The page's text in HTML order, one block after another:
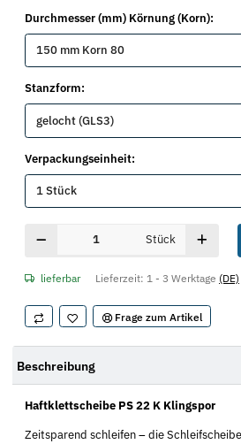
Durchmesser (mm) Körnung (Korn):
150 mm Korn 80
Stanzform:
gelocht (GLS3)
Verpackungseinheit:
1 Stück
Stück
lieferbar Lieferzeit: 1 - 3 Werktage (DE)
Frage zum Artikel
Beschreibung
Haftklettscheibe PS 22 K Klingspor
Zeitsparend schleifen – die